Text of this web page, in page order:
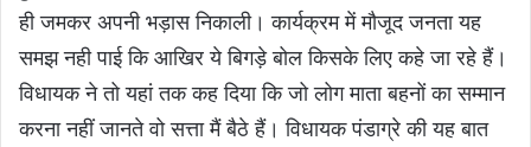
ही जमकर अपनी भड़ास निकाली। कार्यक्रम में मौजूद जनता यह
समझ नही पाई कि आखिर ये बिगड़े बोल किसके लिए कहे जा रहे हैं।
विधायक ने तो यहां तक कह दिया कि जो लोग माता बहनों का सम्मान
करना नहीं जानते वो सत्ता मैं बैठे हैं। विधायक पंडाग्रे की यह बात